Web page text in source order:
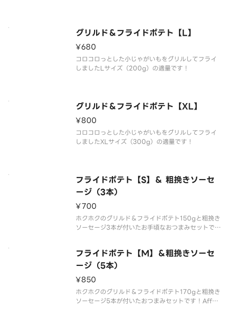
グリルド＆フライドポテト【L】
¥680
コロコロっとした小じゃがいもをグリルしてフライ
しましたLサイズ（200g）の適量です！
グリルド＆フライドポテト【XL】
¥800
コロコロっとした小じゃがいもをグリルしてフライ
しましたXLサイズ（300g）の適量です！
フライドポテト【S】＆ 粗挽きソーセ
ージ（3本）
¥700
ホクホクのグリルド＆フライドポテト150gと粗挽き
ソーセージ3本が付いたお手頃なおつまみセットで
フライドポテト【M】＆粗挽きソーセ
ージ（5本）
¥850
ホクホクのグリルド＆フライドポテト170gと粗挽き
ソーセージ5本が付いたおつまみセットです！Affor